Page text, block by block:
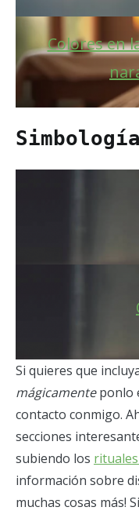
Colores en
Simbología
Si quieres que
mágicamenteponlo
contacto conmigo.
secciones
subiendo los rituales
información sobre
muchas cosas más!